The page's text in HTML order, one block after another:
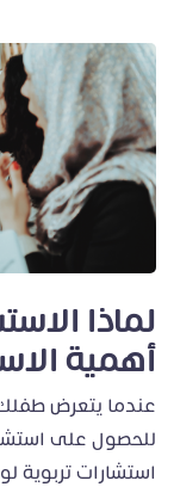
لماذا
أهمية
عندما يتعرض
للحصول على
استشارات